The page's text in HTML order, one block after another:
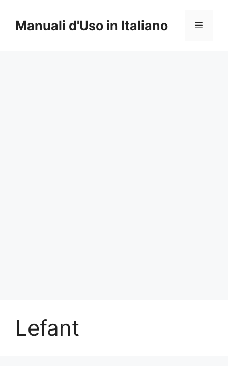
contenuto
Manuali d'Uso in Italiano Menu
Lefant